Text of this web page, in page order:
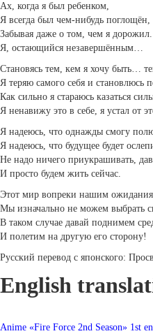
Ах, когда я был ребенком,
Я всегда был чем-нибудь поглощён,
Забывая даже о том, чем я дорожил.
Я, остающийся незавершённым…
Становясь тем, кем я хочу быть…
Я теряю самого себя и становлюсь
Как сильно я стараюсь казаться
Я ненавижу это в себе, я устал от
Я надеюсь, что однажды смогу
Я надеюсь, что будущее будет
Не надо ничего приукрашивать,
И просто будем жить сейчас.
Этот мир вопреки нашим
Мы изначально не можем выбрать
В таком случае давай поднимем
И полетим на другую его сторону!
Русский перевод с японского:
English
Anime «Fire Force 2nd Season» 1st